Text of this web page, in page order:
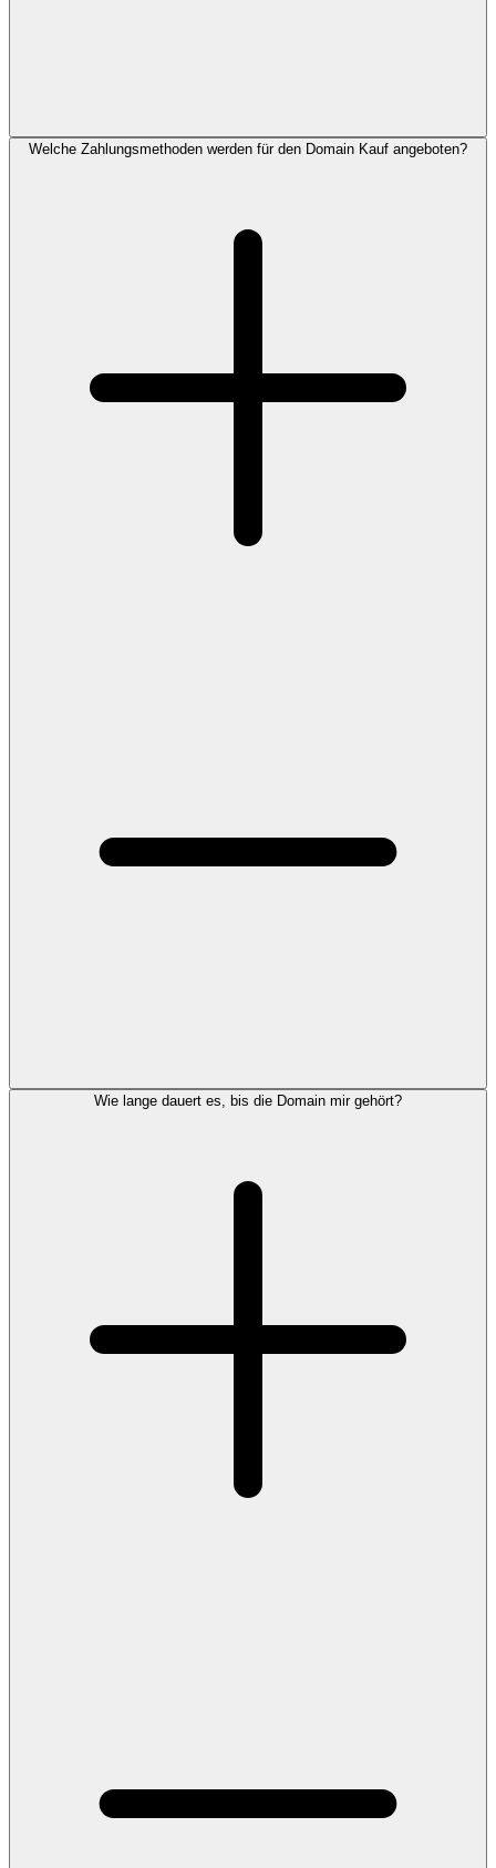
Welche Zahlungsmethoden werden für den Domain Kauf angeboten?
Wie lange dauert es, bis die Domain mir gehört?